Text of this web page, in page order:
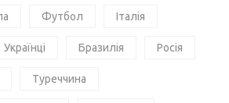
Футбол Італія
Українці Бразилія Росія
Туреччина